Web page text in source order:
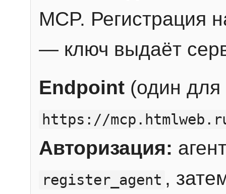
MCP. Регистрация
— ключ выдаёт
Endpoint (один для
https://
Авторизация:
register_agent ,